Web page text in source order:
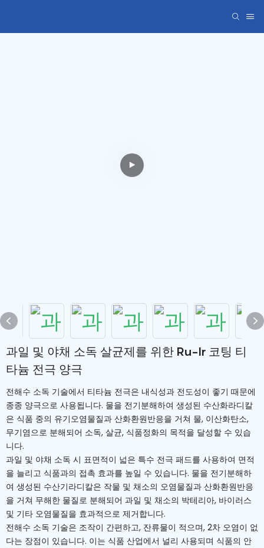
과일 및 야채 소독 살균제를 위한 Ru-Ir 코팅 티
타늄 전극 양극
전해수 소독 기술에서 티타늄 전극은 내식성과 전도성이 좋기 때문에
종종 양극으로 사용됩니다. 물을 전기분해하여 생성된 수산화라디칼
은 식품 중의 유기오염물질과 산화환원반응을 거쳐 물, 이산화탄소,
무기염으로 분해되어 소독, 살균, 식품정화의 목적을 달성할 수 있습
니다.
과일 및 야채 소독 시 표면적이 넓은 특수 전극 패드를 사용하여 면적
을 늘리고 식품과의 접촉 효과를 높일 수 있습니다. 물을 전기분해하
여 생성된 수산기라디칼은 작물 및 채소의 오염물질과 산화환원반응
을 거쳐 무해한 물질로 분해되어 과일 및 채소의 박테리아, 바이러스
및 기타 오염물질을 효과적으로 제거합니다.
전해수 소독 기술은 조작이 간편하고, 잔류물이 적으며, 2차 오염이 없
다는 장점이 있습니다. 이는 식품 산업에서 널리 사용되며 식품의 안